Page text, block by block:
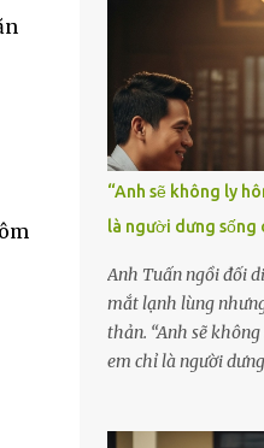
“Anh sẽ không ly
là người dưng sống
Anh Tuấn ngồi đối
mắt lạnh lùng
thản. “Anh sẽ
em chỉ là người